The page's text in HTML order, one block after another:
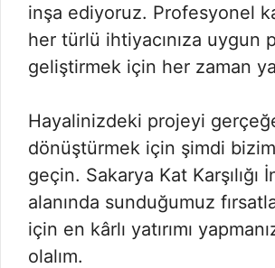
inşa ediyoruz. Profesyonel
her türlü ihtiyacınıza uygun
geliştirmek için her zaman
Hayalinizdeki projeyi
dönüştürmek için şimdi
geçin. Sakarya Kat Karşılığı
alanında sunduğumuz
için en kârlı yatırımı
olalım.